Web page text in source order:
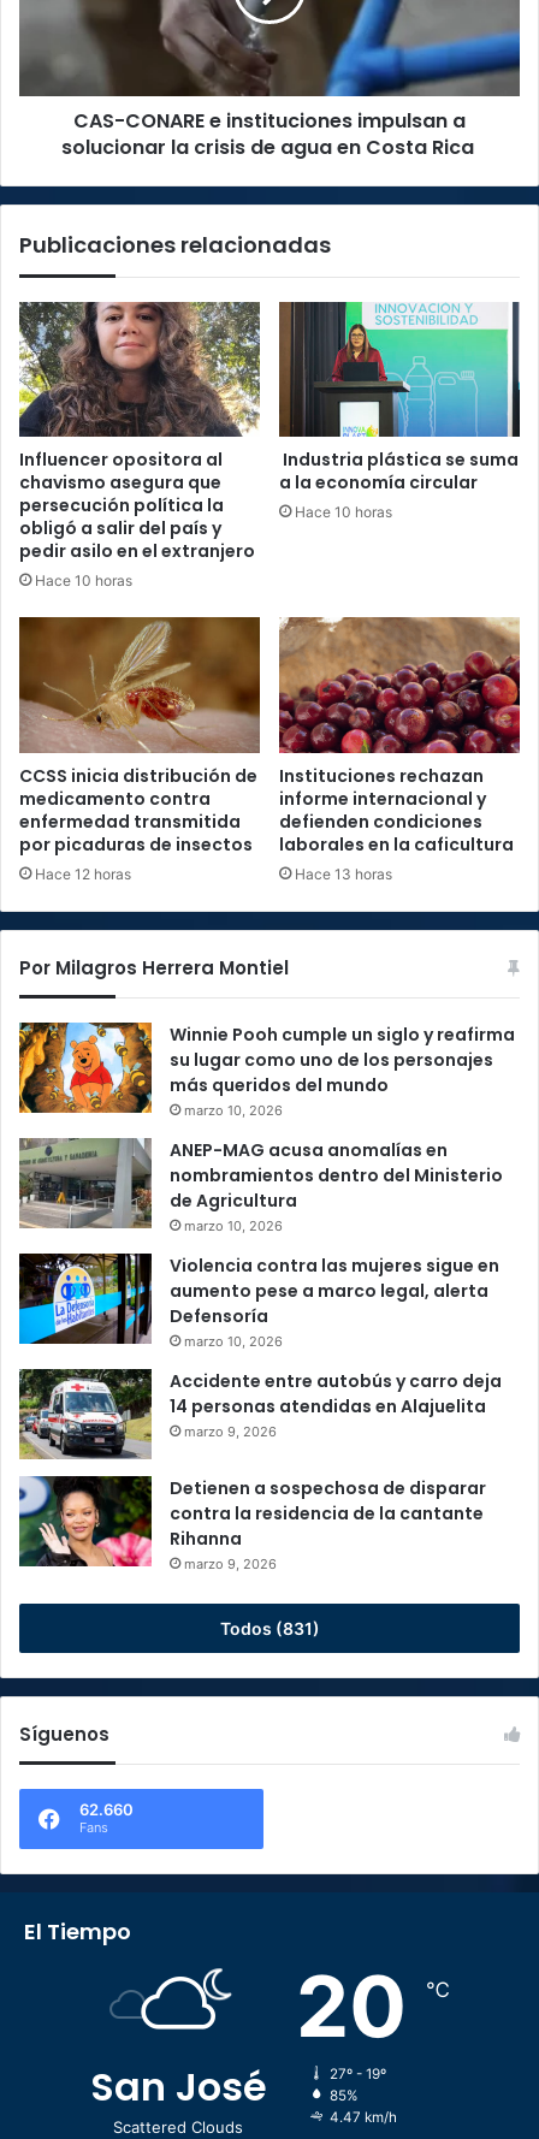
solucionar
crisis
CAS-CONARE e instituciones impulsan a
solucionar la crisis de agua en Costa Rica
Publicaciones relacionadas
Influencer opositora al
chavismo asegura que
persecución política la
obligó a salir del país y
pedir asilo en el extranjero
Hace 10 horas
Industria plástica se suma
a la economía circular
Hace 10 horas
CCSS inicia distribución de
medicamento contra
enfermedad transmitida
por picaduras de insectos
Hace 12 horas
Instituciones rechazan
informe internacional y
defienden condiciones
laborales en la caficultura
Hace 13 horas
Por Milagros Herrera Montiel
Winnie Pooh cumple un siglo y reafirma
su lugar como uno de los personajes
más queridos del mundo
marzo 10, 2026
ANEP-MAG acusa anomalías en
nombramientos dentro del Ministerio
de Agricultura
marzo 10, 2026
Violencia contra las mujeres sigue en
aumento pese a marco legal, alerta
Defensoría
marzo 10, 2026
Accidente entre autobús y carro deja
14 personas atendidas en Alajuelita
marzo 9, 2026
Detienen a sospechosa de disparar
contra la residencia de la cantante
Rihanna
marzo 9, 2026
Todos (831)
Síguenos
62.660
Fans
El Tiempo
San José
Scattered Clouds
20 ℃
27º - 19º
85%
4.47 km/h